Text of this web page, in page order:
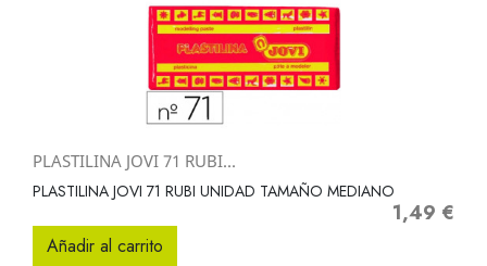
PLASTILINA JOVI 71 RUBI...
PLASTILINA JOVI 71 RUBI UNIDAD TAMAÑO MEDIANO
Precio
1,49 €
Añadir al carrito